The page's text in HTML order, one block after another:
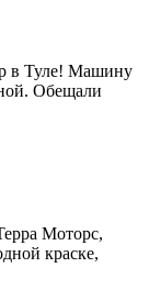
в Туле! Машину
Обещали
Моторс,
краске,